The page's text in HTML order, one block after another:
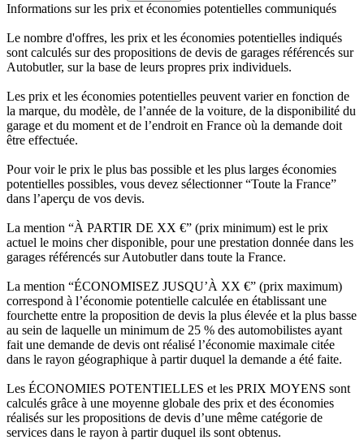
Informations sur les prix et économies potentielles communiqués
Le nombre d'offres, les prix et les économies potentielles indiqués
sont calculés sur des propositions de devis de garages référencés sur
Autobutler, sur la base de leurs propres prix individuels.
Les prix et les économies potentielles peuvent varier en fonction de
la marque, du modèle, de l’année de la voiture, de la disponibilité du
garage et du moment et de l’endroit en France où la demande doit
être effectuée.
Pour voir le prix le plus bas possible et les plus larges économies
potentielles possibles, vous devez sélectionner “Toute la France”
dans l’aperçu de vos devis.
La mention “À PARTIR DE XX €” (prix minimum) est le prix
actuel le moins cher disponible, pour une prestation donnée dans les
garages référencés sur Autobutler dans toute la France.
La mention “ÉCONOMISEZ JUSQU’À XX €” (prix maximum)
correspond à l’économie potentielle calculée en établissant une
fourchette entre la proposition de devis la plus élevée et la plus basse
au sein de laquelle un minimum de 25 % des automobilistes ayant
fait une demande de devis ont réalisé l’économie maximale citée
dans le rayon géographique à partir duquel la demande a été faite.
Les ÉCONOMIES POTENTIELLES et les PRIX MOYENS sont
calculés grâce à une moyenne globale des prix et des économies
réalisés sur les propositions de devis d’une même catégorie de
services dans le rayon à partir duquel ils sont obtenus.